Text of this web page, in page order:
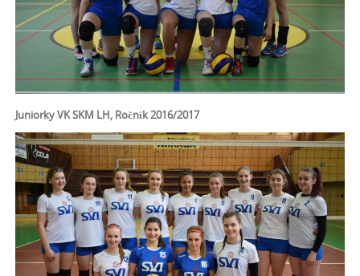
Juniorky VK SKM LH, Ročník 2016/2017